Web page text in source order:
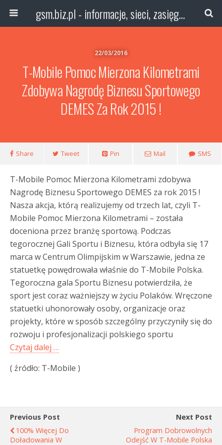
gsm.biz.pl - informacje, sieci, zasięg technologie
22/03/2016
T-Mobile Pomoc Mierzona Kilometrami
Zdobywa Nagrodę Biznesu Sportowego
DEMES Za Rok 2015 !
Share Tweet Pin Mail SMS
T-Mobile Pomoc Mierzona Kilometrami zdobywa
Nagrodę Biznesu Sportowego DEMES za rok 2015 !
Nasza akcja, którą realizujemy od trzech lat, czyli T-
Mobile Pomoc Mierzona Kilometrami – została
doceniona przez branżę sportową. Podczas
tegorocznej Gali Sportu i Biznesu, która odbyła się 17
marca w Centrum Olimpijskim w Warszawie, jedna ze
statuetkę powędrowała właśnie do T-Mobile Polska.
Tegoroczna gala Sportu Biznesu potwierdziła, że
sport jest coraz ważniejszy w życiu Polaków. Wręczone
statuetki uhonorowały osoby, organizacje oraz
projekty, które w sposób szczególny przyczyniły się do
rozwoju i profesjonalizacji polskiego sportu
Czytaj dalej …
( źródło: T-Mobile )
Previous Post
100% Więcej Do
Doładowania W
Next Post
Program Dobrowolnych
Odejść W T-Mobile Polska